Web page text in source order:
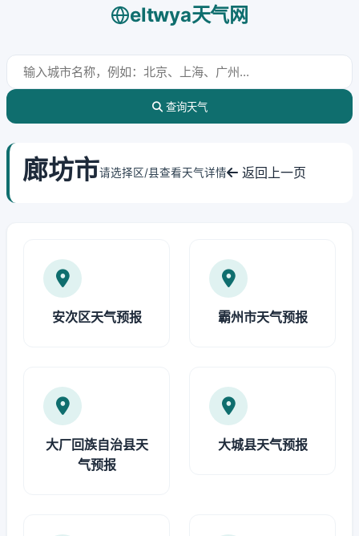
eltwya天气网
查询天气
廊坊市请选择区/县查看天气详情 返回上一页
安次区天气预报 霸州市天气预报
大厂回族自治县天
气预报
大城县天气预报